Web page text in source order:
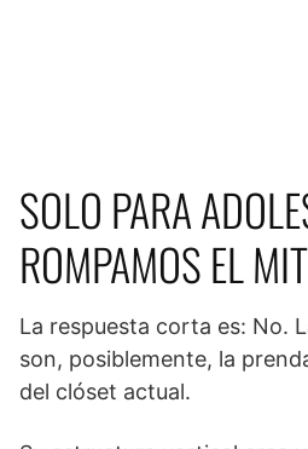
SOLO PARA
ROMPAMOS EL
La respuesta corta es: No.
son, posiblemente, la
del clóset actual.